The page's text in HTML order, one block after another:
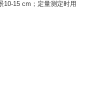
10-15 cm；定量测定时用